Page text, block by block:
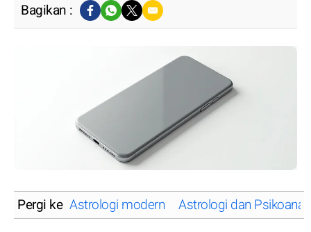
Bagikan :
Pergi ke Astrologi modern Astrologi dan